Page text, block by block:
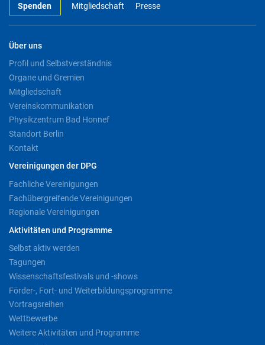
Spenden Mitgliedschaft Presse
Über uns
Profil und Selbstverständnis
Organe und Gremien
Mitgliedschaft
Vereinskommunikation
Physikzentrum Bad Honnef
Standort Berlin
Kontakt
Vereinigungen der DPG
Fachliche Vereinigungen
Fachübergreifende Vereinigungen
Regionale Vereinigungen
Aktivitäten und Programme
Selbst aktiv werden
Tagungen
Wissenschaftsfestivals und -shows
Förder-, Fort- und Weiterbildungsprogramme
Vortragsreihen
Wettbewerbe
Weitere Aktivitäten und Programme